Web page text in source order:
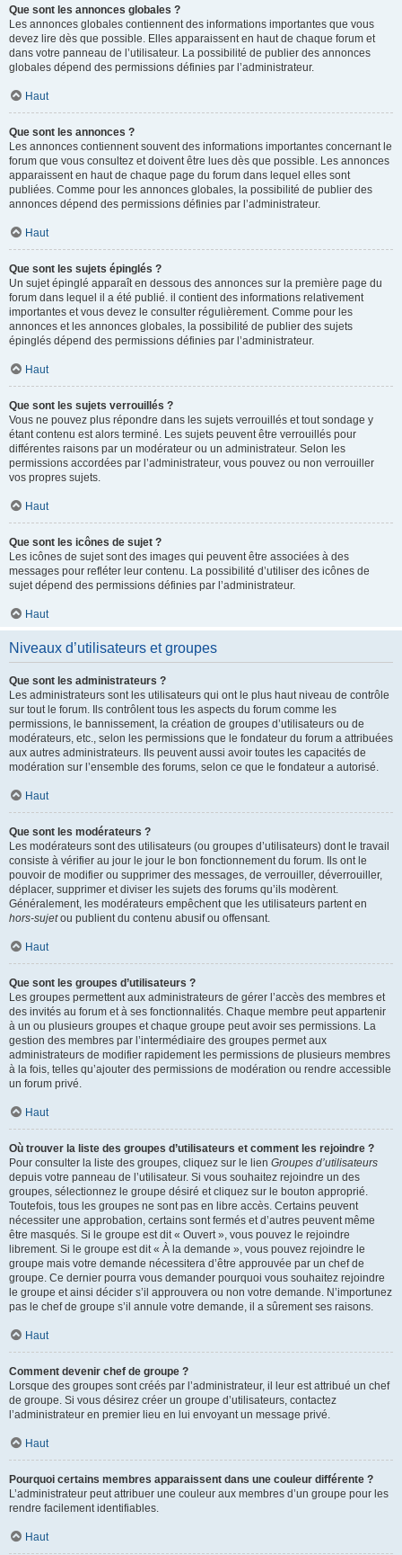
Que sont les annonces globales ?
Les annonces globales contiennent des informations importantes que vous
devez lire dès que possible. Elles apparaissent en haut de chaque forum et
dans votre panneau de l’utilisateur. La possibilité de publier des annonces
globales dépend des permissions définies par l’administrateur.
Haut
Que sont les annonces ?
Les annonces contiennent souvent des informations importantes concernant le
forum que vous consultez et doivent être lues dès que possible. Les annonces
apparaissent en haut de chaque page du forum dans lequel elles sont
publiées. Comme pour les annonces globales, la possibilité de publier des
annonces dépend des permissions définies par l’administrateur.
Haut
Que sont les sujets épinglés ?
Un sujet épinglé apparaît en dessous des annonces sur la première page du
forum dans lequel il a été publié. il contient des informations relativement
importantes et vous devez le consulter régulièrement. Comme pour les
annonces et les annonces globales, la possibilité de publier des sujets
épinglés dépend des permissions définies par l’administrateur.
Haut
Que sont les sujets verrouillés ?
Vous ne pouvez plus répondre dans les sujets verrouillés et tout sondage y
étant contenu est alors terminé. Les sujets peuvent être verrouillés pour
différentes raisons par un modérateur ou un administrateur. Selon les
permissions accordées par l’administrateur, vous pouvez ou non verrouiller
vos propres sujets.
Haut
Que sont les icônes de sujet ?
Les icônes de sujet sont des images qui peuvent être associées à des
messages pour refléter leur contenu. La possibilité d’utiliser des icônes de
sujet dépend des permissions définies par l’administrateur.
Haut
Niveaux d’utilisateurs et groupes
Que sont les administrateurs ?
Les administrateurs sont les utilisateurs qui ont le plus haut niveau de contrôle
sur tout le forum. Ils contrôlent tous les aspects du forum comme les
permissions, le bannissement, la création de groupes d’utilisateurs ou de
modérateurs, etc., selon les permissions que le fondateur du forum a attribuées
aux autres administrateurs. Ils peuvent aussi avoir toutes les capacités de
modération sur l’ensemble des forums, selon ce que le fondateur a autorisé.
Haut
Que sont les modérateurs ?
Les modérateurs sont des utilisateurs (ou groupes d’utilisateurs) dont le travail
consiste à vérifier au jour le jour le bon fonctionnement du forum. Ils ont le
pouvoir de modifier ou supprimer des messages, de verrouiller, déverrouiller,
déplacer, supprimer et diviser les sujets des forums qu’ils modèrent.
Généralement, les modérateurs empêchent que les utilisateurs partent en
hors-sujetou publient du contenu abusif ou offensant.
Haut
Que sont les groupes d’utilisateurs ?
Les groupes permettent aux administrateurs de gérer l’accès des membres et
des invités au forum et à ses fonctionnalités. Chaque membre peut appartenir
à un ou plusieurs groupes et chaque groupe peut avoir ses permissions. La
gestion des membres par l’intermédiaire des groupes permet aux
administrateurs de modifier rapidement les permissions de plusieurs membres
à la fois, telles qu’ajouter des permissions de modération ou rendre accessible
un forum privé.
Haut
Où trouver la liste des groupes d’utilisateurs et comment les rejoindre ?
Pour consulter la liste des groupes, cliquez sur le lien Groupes d’utilisateurs
depuis votre panneau de l’utilisateur. Si vous souhaitez rejoindre un des
groupes, sélectionnez le groupe désiré et cliquez sur le bouton approprié.
Toutefois, tous les groupes ne sont pas en libre accès. Certains peuvent
nécessiter une approbation, certains sont fermés et d’autres peuvent même
être masqués. Si le groupe est dit « Ouvert », vous pouvez le rejoindre
librement. Si le groupe est dit « À la demande », vous pouvez rejoindre le
groupe mais votre demande nécessitera d’être approuvée par un chef de
groupe. Ce dernier pourra vous demander pourquoi vous souhaitez rejoindre
le groupe et ainsi décider s’il approuvera ou non votre demande. N’importunez
pas le chef de groupe s’il annule votre demande, il a sûrement ses raisons.
Haut
Comment devenir chef de groupe ?
Lorsque des groupes sont créés par l’administrateur, il leur est attribué un chef
de groupe. Si vous désirez créer un groupe d’utilisateurs, contactez
l’administrateur en premier lieu en lui envoyant un message privé.
Haut
Pourquoi certains membres apparaissent dans une couleur différente ?
L’administrateur peut attribuer une couleur aux membres d’un groupe pour les
rendre facilement identifiables.
Haut